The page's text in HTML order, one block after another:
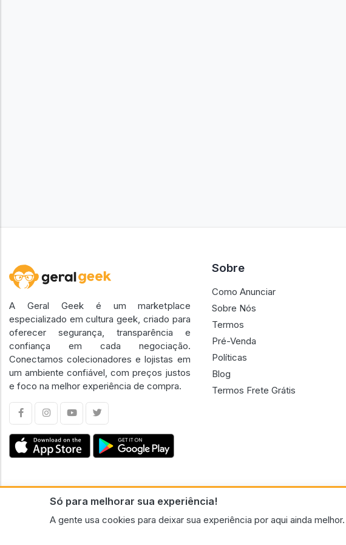
Só para melhorar sua experiência!
A gente usa cookies para deixar sua experiência por aqui ainda melhor.
A Geral Geek é um marketplace
especializado em cultura geek, criado para
oferecer segurança, transparência e
confiança em cada negociação.
Conectamos colecionadores e lojistas em
um ambiente confiável, com preços justos
e foco na melhor experiência de compra.
Sobre
Como Anunciar
Sobre Nós
Termos
Pré-Venda
Políticas
Blog
Termos Frete Grátis
CNPJ n.º 30.220.458/0001-17 - GERAL GEEK PORTAL ELETRONICO LTDA.